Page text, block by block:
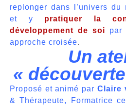
replonger dans l’univers du
et y pratiquer la
développement de soi par
approche croisée.
Un
«
Proposé et animé par Claire
& Thérapeute, Formatrice